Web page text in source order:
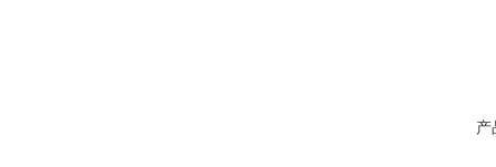
产